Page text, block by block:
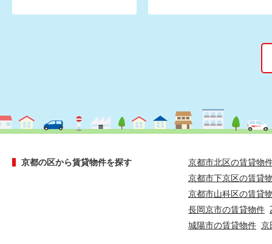
京都の区から賃貸物件を探す
京都市北区の賃貸物
京都市下京区の賃貸
京都市山科区の賃貸
長岡京市の賃貸物件
城陽市の賃貸物件 京